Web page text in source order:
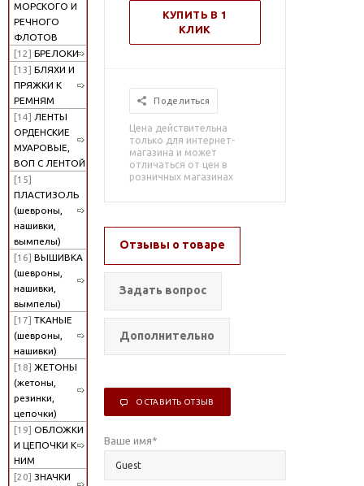
МОРСКОГО И
РЕЧНОГО
ФЛОТОВ
[12] БРЕЛОКИ
[13] БЛЯХИ И
ПРЯЖКИ К
РЕМНЯМ
[14] ЛЕНТЫ
ОРДЕНСКИЕ
МУАРОВЫЕ,
ВОП С ЛЕНТОЙ
[15]
ПЛАСТИЗОЛЬ
(шевроны,
нашивки,
вымпелы)
[16] ВЫШИВКА
(шевроны,
нашивки,
вымпелы)
[17] ТКАНЫЕ
(шевроны,
нашивки)
[18] ЖЕТОНЫ
(жетоны,
резинки,
цепочки)
[19] ОБЛОЖКИ
И ЦЕПОЧКИ К
НИМ
[20] ЗНАЧКИ
КУПИТЬ В 1
КЛИК
Поделиться
Цена действительна
только для интернет-
магазина и может
отличаться от цен в
розничных магазинах
Отзывы о товаре
Задать вопрос
Дополнительно
ОСТАВИТЬ ОТЗЫВ
Ваше имя*